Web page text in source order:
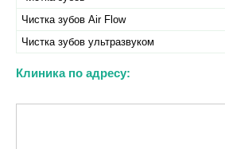
Чистка зубов Air Flow
Чистка зубов ультразвуком
Клиника по адресу: